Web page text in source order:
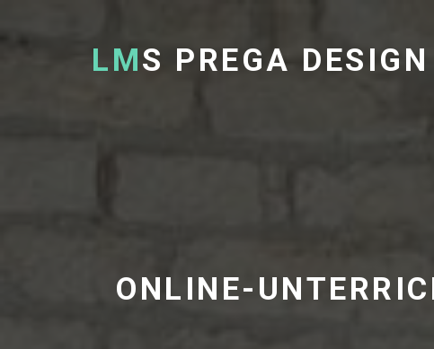
LMS PREGA DESIGN
ONLINE-